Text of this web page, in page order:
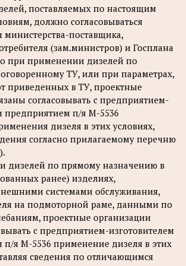
поставляемых по настоящим
должно согласовываться
поставщика,
(зам.министров) и Госплана
при применении дизелей по
ТУ, или при параметрах,
приведенных в ТУ, проектные
согласовывать с предприятием-
предприятием п/я М-5536
дизеля в этих условиях,
согласно прилагаемому перечню
дизелей по прямому назначению в
ранее) изделиях,
системами обслуживания,
на подмоторной раме, данными по
проектные организации
с предприятием-изготовителем
я М-5536 применение дизеля в этих
сведения по отличающимся